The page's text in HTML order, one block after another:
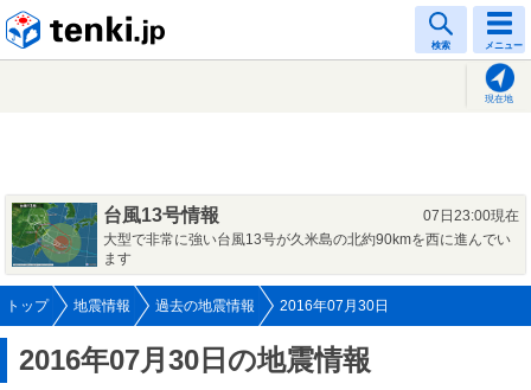
検索 メニュー
現在地
台風13号情報
07日23:00現在
大型で非常に強い台風13号が久米島の北約90kmを西に進んでい
ます
トップ 地震情報 過去の地震情報 2016年07月30日
2016年07月30日の地震情報